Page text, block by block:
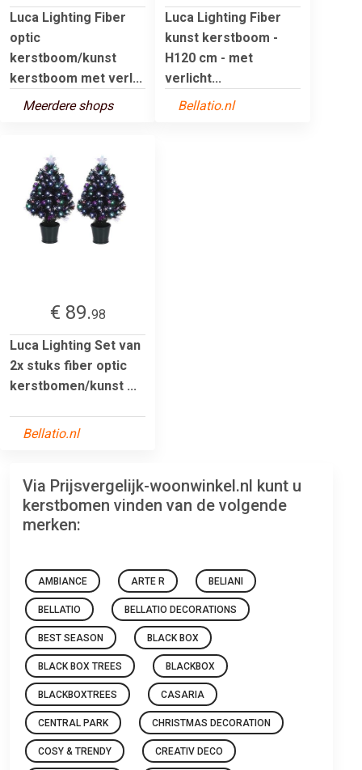
Luca Lighting Fiber
optic
kerstboom/kunst
kerstboom met verl...
Meerdere shops
Luca Lighting Fiber
kunst kerstboom -
H120 cm - met
verlicht...
Bellatio.nl
€ 89.98
Luca Lighting Set van
2x stuks fiber optic
kerstbomen/kunst ...
Bellatio.nl
Via Prijsvergelijk-woonwinkel.nl kunt u
kerstbomen vinden van de volgende
merken:
AMBIANCE ARTE R BELIANI
BELLATIO BELLATIO DECORATIONS
BEST SEASON BLACK BOX
BLACK BOX TREES BLACKBOX
BLACKBOXTREES CASARIA
CENTRAL PARK CHRISTMAS DECORATION
COSY & TRENDY CREATIV DECO